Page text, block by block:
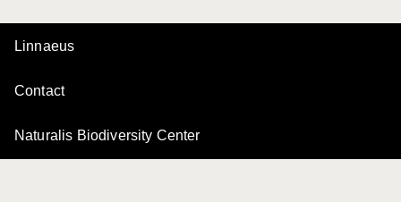
Linnaeus
Contact
Naturalis Biodiversity Center